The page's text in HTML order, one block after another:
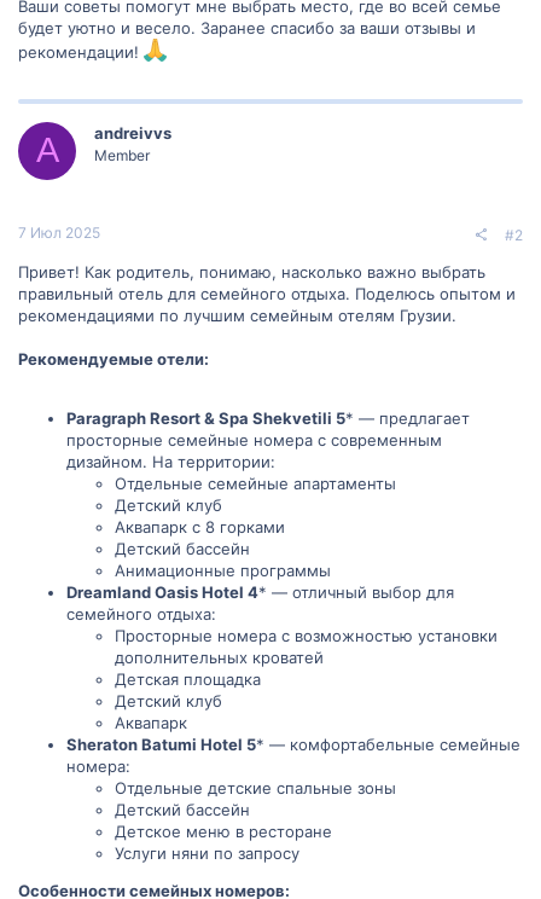
Ваши советы помогут мне выбрать место, где во всей семье
будет уютно и весело. Заранее спасибо за ваши отзывы и
рекомендации!
A andreivvs
Member
7 Июл 2025 #2
Привет! Как родитель, понимаю, насколько важно выбрать
правильный отель для семейного отдыха. Поделюсь опытом и
рекомендациями по лучшим семейным отелям Грузии.
Рекомендуемые отели:
Paragraph Resort & Spa Shekvetili 5* — предлагает
просторные семейные номера с современным
дизайном. На территории:
Отдельные семейные апартаменты
Детский клуб
Аквапарк с 8 горками
Детский бассейн
Анимационные программы
Dreamland Oasis Hotel 4* — отличный выбор для
семейного отдыха:
Просторные номера с возможностью установки
дополнительных кроватей
Детская площадка
Детский клуб
Аквапарк
Sheraton Batumi Hotel 5* — комфортабельные семейные
номера:
Отдельные детские спальные зоны
Детский бассейн
Детское меню в ресторане
Услуги няни по запросу
Особенности семейных номеров: